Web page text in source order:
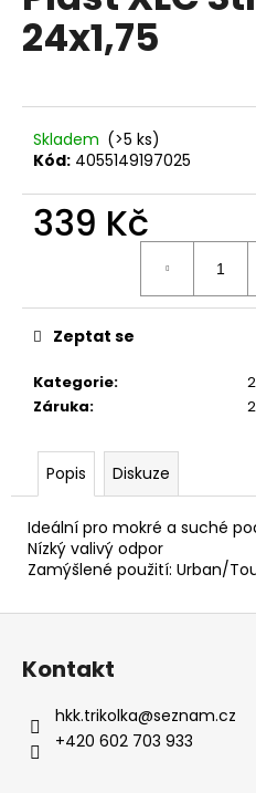
0,0
z
24x1,75
Skladem (>5 ks)
Kód: 4055149197025
339 Kč
Kategorie:
Záruka:
Zeptat se
Popis Diskuze
Ideální pro mokré a suché
Nízký valivý odpor
Zamýšlené použití: Urban/
a
j
t
?
o
p
č
u
j
e
e
Z
Kontakt
hkk.trikolka@seznam.cz
+420 602 703 933